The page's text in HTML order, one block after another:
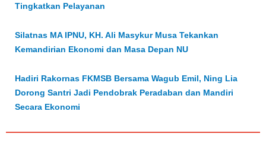
Tingkatkan Pelayanan
Silatnas MA IPNU, KH. Ali Masykur Musa Tekankan
Kemandirian Ekonomi dan Masa Depan NU
Hadiri Rakornas FKMSB Bersama Wagub Emil, Ning Lia
Dorong Santri Jadi Pendobrak Peradaban dan Mandiri
Secara Ekonomi